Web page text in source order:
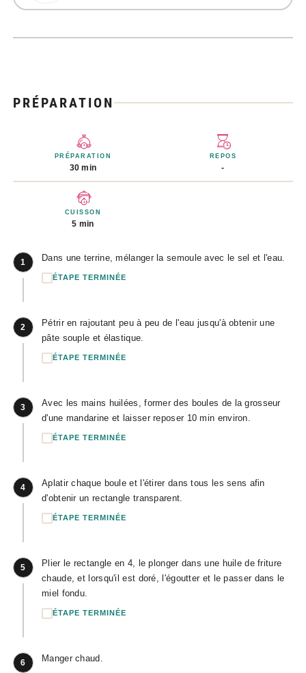
PRÉPARATION
PRÉPARATION
30 min
REPOS
-
CUISSON
5 min
1 Dans une terrine, mélanger la semoule avec le sel et l'eau.
ÉTAPE TERMINÉE
2
Pétrir en rajoutant peu à peu de l'eau jusqu'à obtenir une
pâte souple et élastique.
ÉTAPE TERMINÉE
3
Avec les mains huilées, former des boules de la grosseur
d'une mandarine et laisser reposer 10 min environ.
ÉTAPE TERMINÉE
4
Aplatir chaque boule et l'étirer dans tous les sens afin
d'obtenir un rectangle transparent.
ÉTAPE TERMINÉE
5
Plier le rectangle en 4, le plonger dans une huile de friture
chaude, et lorsqu'il est doré, l'égoutter et le passer dans le
miel fondu.
ÉTAPE TERMINÉE
6 Manger chaud.